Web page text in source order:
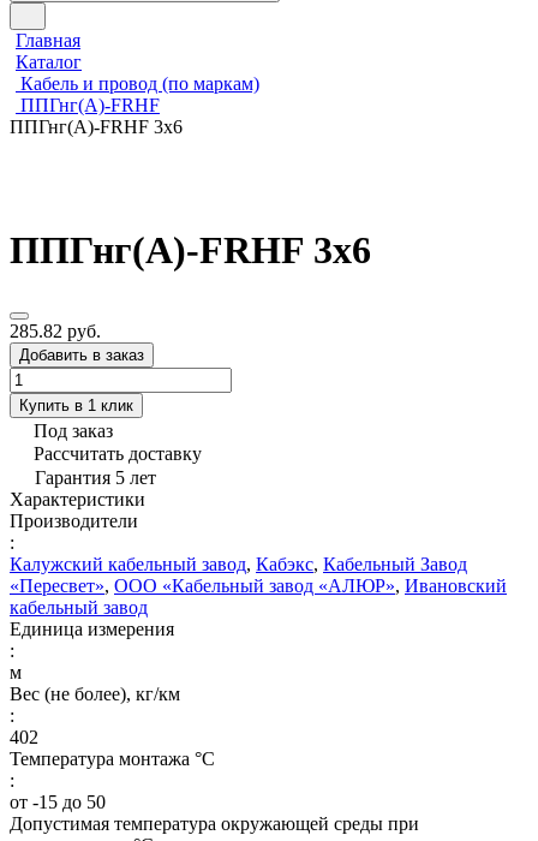
Главная
Каталог
Кабель и провод (по маркам)
ППГнг(А)-FRHF
ППГнг(А)-FRHF 3х6
ППГнг(А)-FRHF 3х6
285.82 руб.
Добавить в заказ
Купить в 1 клик
Под заказ
Рассчитать доставку
Гарантия 5 лет
Характеристики
Производители
:
Калужский кабельный завод, Кабэкс, Кабельный Завод
«Пересвет», ООО «Кабельный завод «АЛЮР», Ивановский
кабельный завод
Единица измерения
:
м
Вес (не более), кг/км
:
402
Температура монтажа °C
:
от -15 до 50
Допустимая температура окружающей среды при